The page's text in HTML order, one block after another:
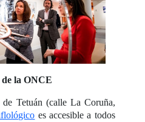
la ONCE
Tetuán (calle La Coruña,
es accesible a todos